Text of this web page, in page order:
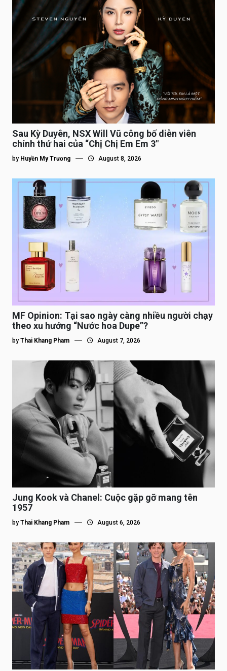
Sau Kỳ Duyên, NSX Will Vũ công bố diễn viên
chính thứ hai của “Chị Chị Em Em 3″
by Huyền My Trương August 8, 2026
MF Opinion: Tại sao ngày càng nhiều người chạy
theo xu hướng “Nước hoa Dupe”?
by Thai Khang Pham August 7, 2026
Jung Kook và Chanel: Cuộc gặp gỡ mang tên
1957
by Thai Khang Pham August 6, 2026